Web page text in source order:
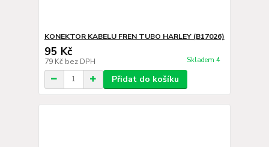
KONEKTOR KABELU FREN TUBO HARLEY (B17026)
95 Kč
79 Kč bez DPH Skladem 4
Přidat do košíku